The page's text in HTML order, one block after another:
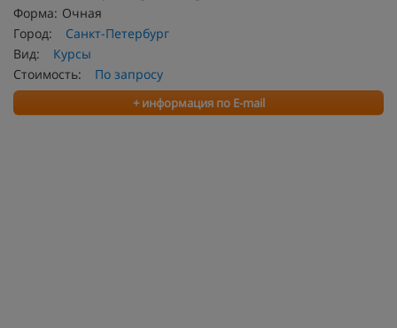
Форма: Очная
Город:
Санкт-Петербург
Вид:
Курсы
Стоимость:
По запросу
+ информация по E-mail